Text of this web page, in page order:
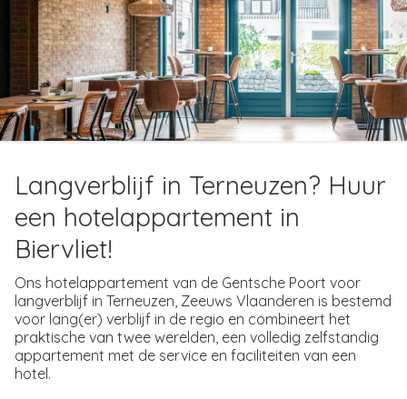
Langverblijf in Terneuzen? Huur
een hotelappartement in
Biervliet!
Ons hotelappartement van de Gentsche Poort voor
langverblijf in Terneuzen, Zeeuws Vlaanderen is bestemd
voor lang(er) verblijf in de regio en combineert het
praktische van twee werelden, een volledig zelfstandig
appartement met de service en faciliteiten van een
hotel.